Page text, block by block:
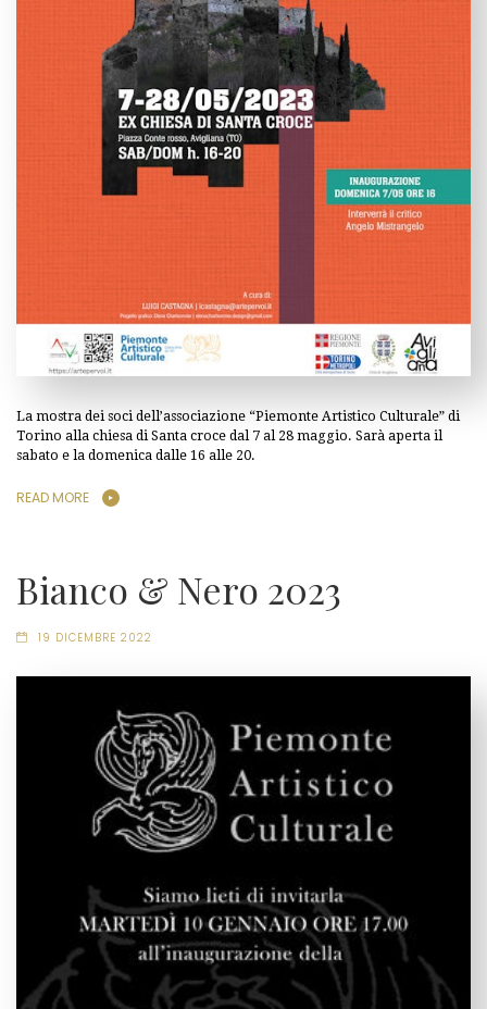
La mostra dei soci dell’associazione “Piemonte Artistico Culturale” di
Torino alla chiesa di Santa croce dal 7 al 28 maggio. Sarà aperta il
sabato e la domenica dalle 16 alle 20.
READ MORE
Bianco & Nero 2023
19 DICEMBRE 2022